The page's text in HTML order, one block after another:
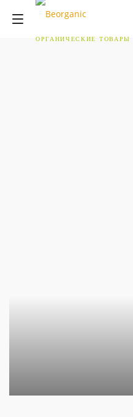
ОРГАНИЧЕСКИЕ ТОВАРЫ